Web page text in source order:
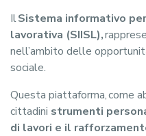
IlSistema informativo
lavorativa (SIISL),
nell’ambito delle
sociale.
Questa piattaforma, come
cittadini strumenti
di lavori e il